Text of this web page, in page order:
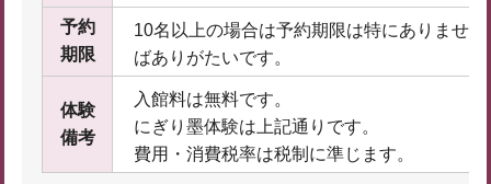
予約
期限
10名以上の場合は予約期限は特にありませ
ばありがたいです。
体験
備考
入館料は無料です。
にぎり墨体験は上記通りです。
費用・消費税率は税制に準じます。